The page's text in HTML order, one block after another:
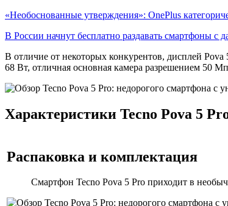
«Необоснованные утверждения»: OnePlus
В России начнут бесплатно раздавать смартфоны с
В отличие от некоторых конкурентов, дисплей
68 Вт, отличная основная камера разрешением 50
Характеристики Tecno Pova 5
Распаковка и комплектация
Смартфон Tecno Pova 5 Pro приходит в